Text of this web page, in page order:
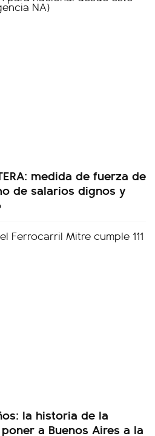
medida de fuerza de
de salarios dignos y
la historia de la
a Buenos Aires a la